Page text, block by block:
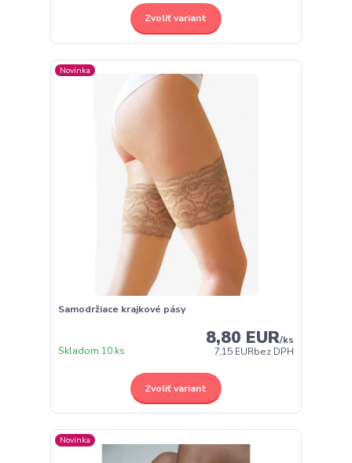
Zvoliť variant
Novinka
Samodržiace krajkové pásy
8,80 EUR/ks
7,15 EURbez DPH
Skladom 10 ks
Zvoliť variant
Novinka